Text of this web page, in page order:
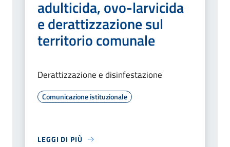
adulticida, ovo-larvicida
e derattizzazione sul
territorio comunale
Derattizzazione e disinfestazione
Comunicazione istituzionale
LEGGI DI PIÙ